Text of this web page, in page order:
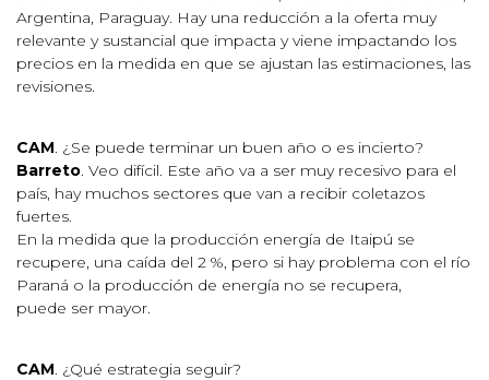
Argentina, Paraguay. Hay una reducción a la oferta muy
relevante y sustancial que impacta y viene impactando los
precios en la medida en que se ajustan las estimaciones, las
revisiones.
CAM. ¿Se puede terminar un buen año o es incierto?
Barreto. Veo difícil. Este año va a ser muy recesivo para el
país, hay muchos sectores que van a recibir coletazos
fuertes.
En la medida que la producción energía de Itaipú se
recupere, una caída del 2 %, pero si hay problema con el río
Paraná o la producción de energía no se recupera,
puede ser mayor.
CAM. ¿Qué estrategia seguir?